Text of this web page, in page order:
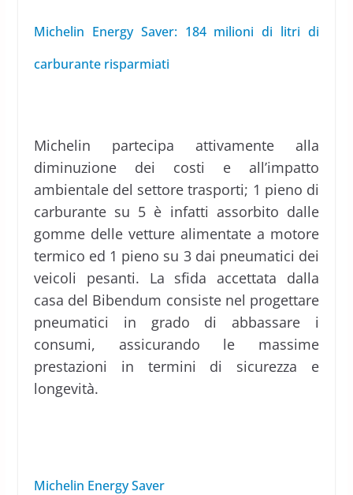
Michelin Energy Saver: 184 milioni di litri di
carburante risparmiati
Michelin partecipa attivamente alla
diminuzione dei costi e all’impatto
ambientale del settore trasporti; 1 pieno di
carburante su 5 è infatti assorbito dalle
gomme delle vetture alimentate a motore
termico ed 1 pieno su 3 dai pneumatici dei
veicoli pesanti. La sfida accettata dalla
casa del Bibendum consiste nel progettare
pneumatici in grado di abbassare i
consumi, assicurando le massime
prestazioni in termini di sicurezza e
longevità.
Michelin Energy Saver